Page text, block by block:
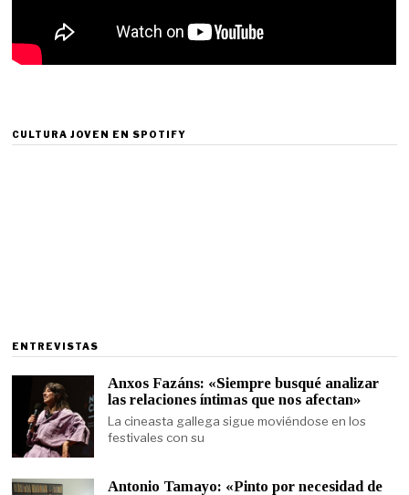
CULTURA JOVEN EN SPOTIFY
ENTREVISTAS
Anxos Fazáns: «Siempre busqué analizar
las relaciones íntimas que nos afectan»
La cineasta gallega sigue moviéndose en los
festivales con su
Antonio Tamayo: «Pinto por necesidad de